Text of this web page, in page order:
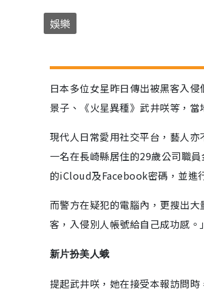
娛樂
日本多位女星昨日傳出被黑客入
景子、《火星異種》武井咲等，
現代人日常愛用社交平台，藝人
一名在長崎縣居住的29歲公司職
的iCloud及Facebook密碼，並進
而警方在疑犯的電腦內，更搜出
客，入侵別人帳號給自己成功感。
新片扮美人蛾
提起武井咲，她在接受本報訪問